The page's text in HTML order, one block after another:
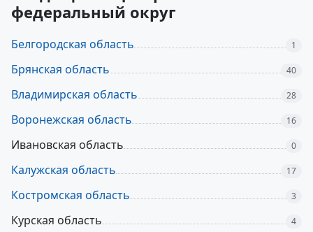
федеральный округ
Белгородская область 1
Брянская область 40
Владимирская область 28
Воронежская область 16
Ивановская область 0
Калужская область 17
Костромская область 3
Курская область 4